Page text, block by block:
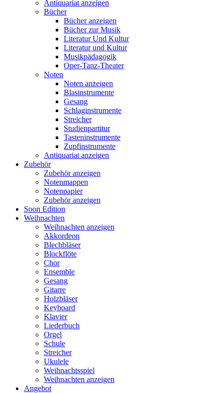
Antiquariat anzeigen
Bücher
Bücher anzeigen
Bücher zur Musik
Literatur Und Kultur
Literatur und Kultur
Musikpädagogik
Oper-Tanz-Theater
Noten
Noten anzeigen
Blasinstrumente
Gesang
Schlaginstrumente
Streicher
Studienpartitur
Tasteninstrumente
Zupfinstrumente
Antiquariat anzeigen
Zubehör
Zubehör anzeigen
Notenmappen
Notenpapier
Zubehör anzeigen
Soon Edition
Weihnachten
Weihnachten anzeigen
Akkordeon
Blechbläser
Blockflöte
Chor
Ensemble
Gesang
Gitarre
Holzbläser
Keyboard
Klavier
Liederbuch
Orgel
Schule
Streicher
Ukulele
Weihnachtsspiel
Weihnachten anzeigen
Angebot